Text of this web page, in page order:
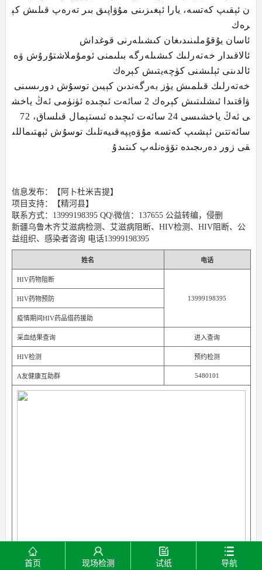
ن ئېقىپ كەتسە، يارا ئېغىزىنى مۇۋاپىق بىر تەرەپ قىلىش كې
رەك
ئاسان يۇقۇملىنىدىغان كىشىلەرنى قوغداش
ئالاقىدار خەتەرلىك كىشىلەرگە بىلىمنى ئومۇملاشتۇرۇش ۋە
ئالدىنى ئېلىشنى كۈچەيتىش كېرەك
خەتەرلىك قىلمىش يۈز بەرگەندىن كېيىن توسۇش دورىسىنى
ۋاقتىدا ئىشلىتىش كېرەك 2 سائەت ئىچىدە ئۈنۈمى ئەڭ ياخش
ى ئەڭ ياخشىسى 24 سائەت ئىچىدە ئىستېمال قىلساق، 72
سائەتتىن ئېشىپ كەتسە مۇۋەپپەقىيەتلىك توسۇش ئېھتىماللى
قى زور دەرىجىدە تۆۋەنلەپ كىتىدۇ
信息发布：【阿卜杜米吉提】
项目支持：【精河县】
联系方式：13999198395 QQ\微信：137655 公益转编，侵删
新疆乌鲁木齐艾滋病检测、艾滋病阻断、HIV检测、HIV阻断、公
益组织、感染者咨询 电话13999198395
姓名 电话
HIV药物阻断
13999198395
HIV药物预防
疫情期间HIV药品借药援助
采血结果查询 进入查询
HIV检测 预约检测
A友健康互助群 5480101
首页 现场检测 试纸 导航